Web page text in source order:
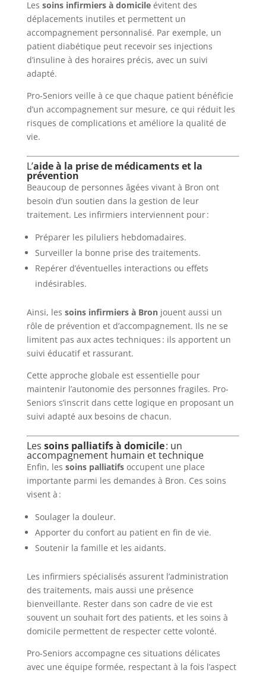
Les soins infirmiers à domicileévitent des
déplacements inutiles et permettent un
accompagnement personnalisé. Par exemple, un
patient diabétique peut recevoir ses injections
d’insuline à des horaires précis, avec un suivi
adapté.
Pro-Seniors veille à ce que chaque patient bénéficie
d’un accompagnement sur mesure, ce qui réduit les
risques de complications et améliore la qualité de
vie.
L’aide à la prise de médicaments et la
prévention
Beaucoup de personnes âgées vivant à Bron ont
besoin d’un soutien dans la gestion de leur
traitement. Les infirmiers interviennent pour :
Préparer les piluliers hebdomadaires.
Surveiller la bonne prise des traitements.
Repérer d’éventuelles interactions ou effets
indésirables.
Ainsi, les soins infirmiers à Bronjouent aussi un
rôle de prévention et d’accompagnement. Ils ne se
limitent pas aux actes techniques : ils apportent un
suivi éducatif et rassurant.
Cette approche globale est essentielle pour
maintenir l’autonomie des personnes fragiles. Pro-
Seniors s’inscrit dans cette logique en proposant un
suivi adapté aux besoins de chacun.
Les soins palliatifs à domicile: un
accompagnement humain et technique
Enfin, les soins palliatifsoccupent une place
importante parmi les demandes à Bron. Ces soins
visent à :
Soulager la douleur.
Apporter du confort au patient en fin de vie.
Soutenir la famille et les aidants.
Les infirmiers spécialisés assurent l’administration
des traitements, mais aussi une présence
bienveillante. Rester dans son cadre de vie est
souvent un souhait fort des patients, et les soins à
domicile permettent de respecter cette volonté.
Pro-Seniors accompagne ces situations délicates
avec une équipe formée, respectant à la fois l’aspect